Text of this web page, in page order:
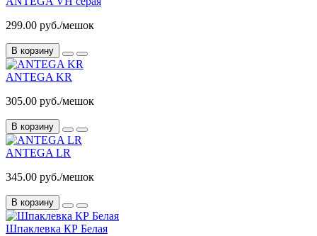
299.00 руб./мешок
В корзину
ANTEGA KR
305.00 руб./мешок
В корзину
ANTEGA LR
345.00 руб./мешок
В корзину
Шпаклевка КР Белая